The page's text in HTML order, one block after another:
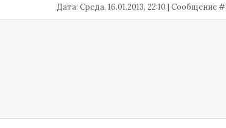
Дата: Среда, 16.01.2013, 22:10 | Сообщение #